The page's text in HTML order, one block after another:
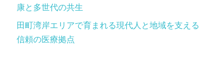
康と多世代の共生
田町湾岸エリアで育まれる現代人と地域を支える
信頼の医療拠点